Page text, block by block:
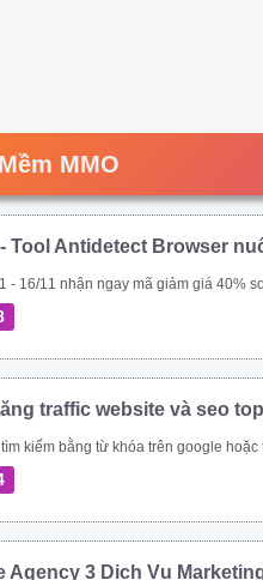
MMO
Tool Antidetect Browser
với giá chính hãng trên web. Tool chuyên nuôi Gmail, nuôi tài khoản Google Ads. Miễn phí 5 profile trọn đời. Sắp tới ae sẽ được tặng miễn phí, hoặc
traffic website và seo
trực tiếp vào url đích của bạn – Tự động thay đổi địa chỉ IP – Tự động thay đổi Local IP – Giả lập được trên Mobile, Tablet, Laptop, Tablet bằng UserAgent và
Agency 3 Dịch Vụ